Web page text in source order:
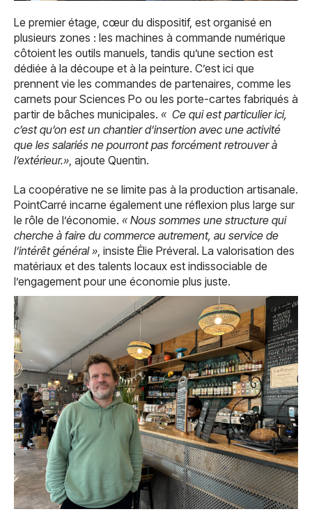
Le premier étage, cœur du dispositif, est organisé en
plusieurs zones : les machines à commande numérique
côtoient les outils manuels, tandis qu’une section est
dédiée à la découpe et à la peinture. C’est ici que
prennent vie les commandes de partenaires, comme les
carnets pour Sciences Po ou les porte-cartes fabriqués à
partir de bâches municipales. « Ce qui est particulier ici,
c’est qu’on est un chantier d’insertion avec une activité
que les salariés ne pourront pas forcément retrouver à
l’extérieur.» , ajoute Quentin.
La coopérative ne se limite pas à la production artisanale.
PointCarré incarne également une réflexion plus large sur
le rôle de l’économie. « Nous sommes une structure qui
cherche à faire du commerce autrement, au service de
l’intérêt général » , insiste Élie Préveral. La valorisation des
matériaux et des talents locaux est indissociable de
l’engagement pour une économie plus juste.